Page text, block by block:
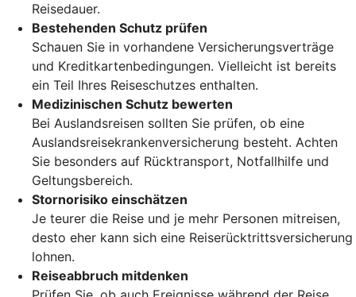
Reisedauer.
Bestehenden Schutz prüfen
Schauen Sie in vorhandene Versicherungsverträge
und Kreditkartenbedingungen. Vielleicht ist bereits
ein Teil Ihres Reiseschutzes enthalten.
Medizinischen Schutz bewerten
Bei Auslandsreisen sollten Sie prüfen, ob eine
Auslandsreisekrankenversicherung besteht. Achten
Sie besonders auf Rücktransport, Notfallhilfe und
Geltungsbereich.
Stornorisiko einschätzen
Je teurer die Reise und je mehr Personen mitreisen,
desto eher kann sich eine Reiserücktrittsversicherung
lohnen.
Reiseabbruch mitdenken